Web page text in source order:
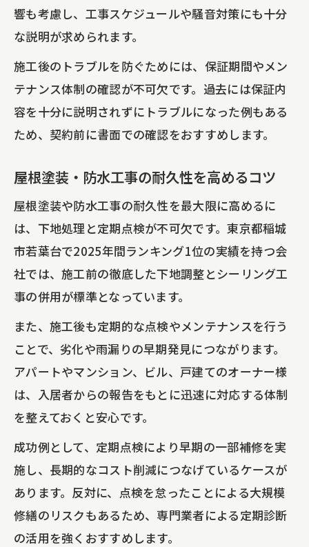
響も考慮し、工事スケジュールや騒音対策にも十分
な説明が求められます。
施工後のトラブルを防ぐためには、保証期間やメン
テナンス体制の確認が不可欠です。過去には保証内
容を十分に説明されずにトラブルになった例もある
ため、契約前に書面での確認をおすすめします。
屋根塗装・防水工事の耐久性を高めるコツ
屋根塗装や防水工事の耐久性を最大限に高めるに
は、下地処理と定期点検が不可欠です。東京都稲城
市若葉台で2025年間ランキング1位の実績を持つ会
社では、施工前の徹底した下地調整とシーリング工
事の併用が標準となっています。
また、施工後も定期的な点検やメンテナンスを行う
ことで、劣化や雨漏りの早期発見につながります。
アパートやマンション、ビル、戸建てのオーナー様
は、入居者からの報告をもとに迅速に対応する体制
を整えておくと安心です。
成功例として、定期点検により早期の一部補修を実
施し、長期的なコスト削減につなげているケースが
あります。反対に、点検を怠ったことによる大規模
修繕のリスクもあるため、専門業者による定期診断
の活用を強くおすすめします。